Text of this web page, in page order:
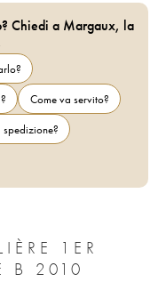
Chiedi a Margaux, la
Come va servito?
1ER
GRAND CRU CLASSÉ B 2010